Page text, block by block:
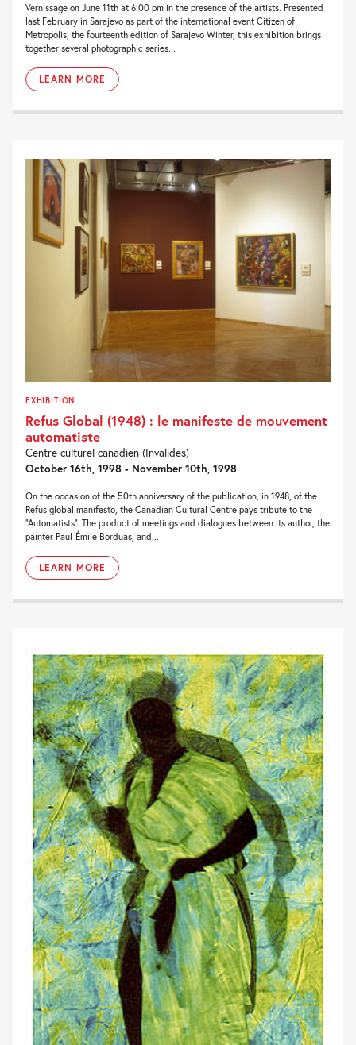
Vernissage on June 11th at 6:00 pm in the presence of the artists. Presented
last February in Sarajevo as part of the international event Citizen of
Metropolis, the fourteenth edition of Sarajevo Winter, this exhibition brings
together several photographic series...
LEARN MORE
EXHIBITION
Refus Global (1948) : le manifeste de mouvement
automatiste
Centre culturel canadien (Invalides)
October 16th, 1998 - November 10th, 1998
On the occasion of the 50th anniversary of the publication, in 1948, of the
Refus global manifesto, the Canadian Cultural Centre pays tribute to the
“Automatists”. The product of meetings and dialogues between its author, the
painter Paul-Émile Borduas, and...
LEARN MORE